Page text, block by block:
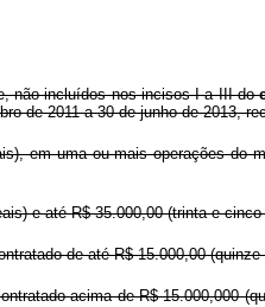
não incluídos nos incisos I a III do
de 2011 a 30 de junho de 2013,
em uma ou mais operações
e até R$ 35.000,00 (trinta e
de até R$ 15.000,00
acima de R$ 15.000,000